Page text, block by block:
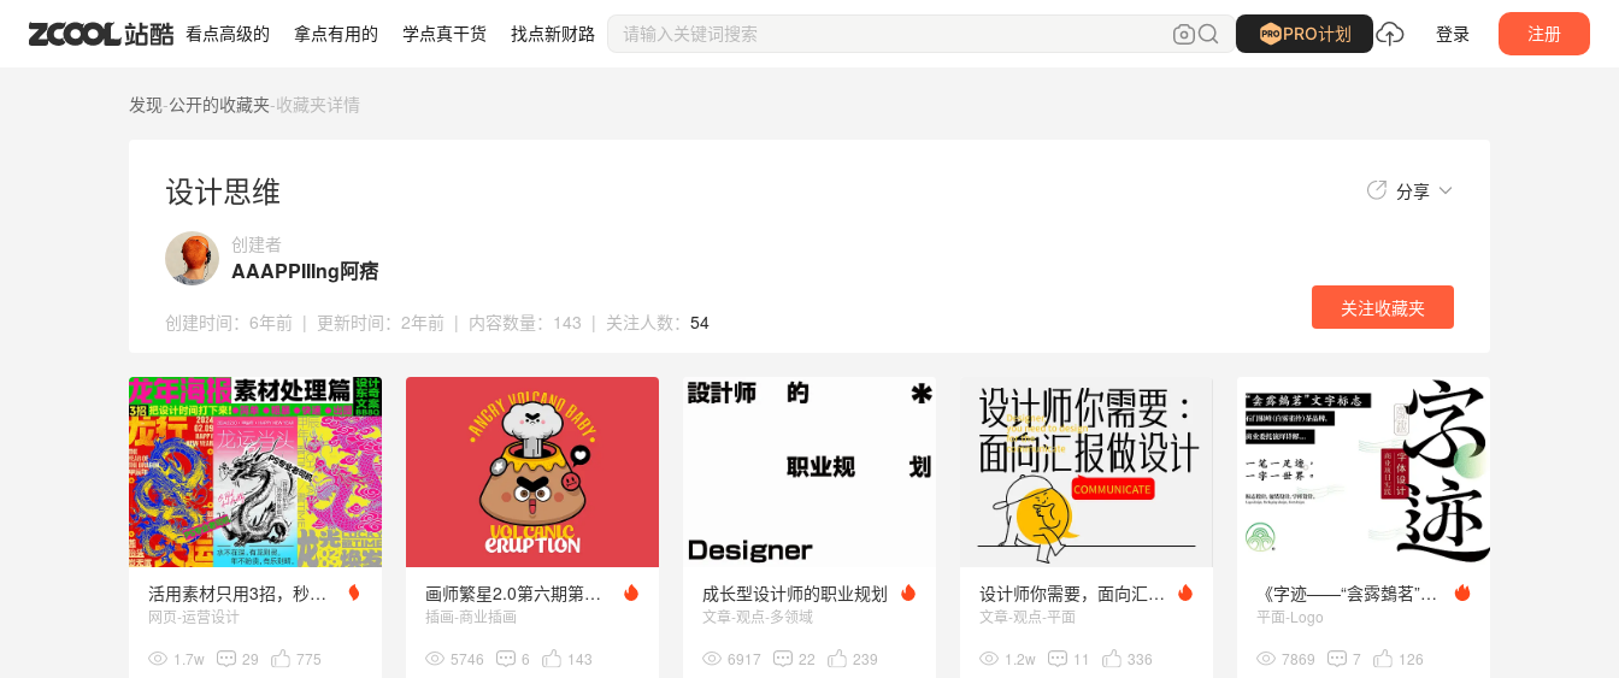
看点高级的 拿点有用的 学点真干货 找点新财路 PRO计划 登录 注册
发现-公开的收藏夹-收藏夹详情
设计思维 分享
创建者
AAAPPIIIng阿痞
创建时间： 6年前 | 更新时间： 2年前 | 内容数量： 143 | 关注人数： 54
关注收藏夹
设计思维 关注 收藏夹
活用素材只用3招，秒杀龙年春节海报！
网页-运营设计
1.7w 29 775
画师繁星2.0第六期第二周(愤怒的小火山IP绘制流程)
插画-商业插画
5746 6 143
成长型设计师的职业规划
文章-观点-多领域
6917 22 239
设计师你需要，面向汇报做设计
文章-观点-平面
1.2w 11 336
《字迹——“侌霠鵱茗”文字标志》
平面-Logo
7869 7 126